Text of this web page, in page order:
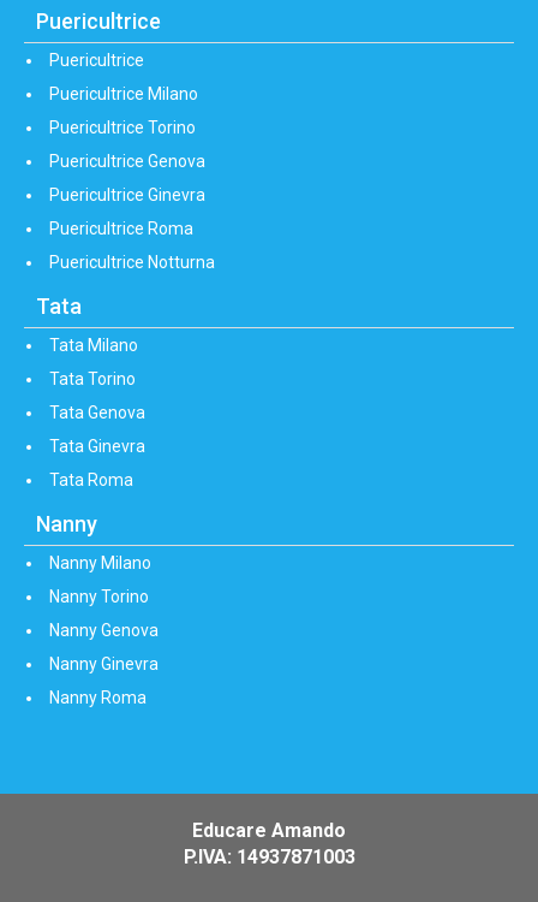
Puericultrice
Puericultrice
Puericultrice Milano
Puericultrice Torino
Puericultrice Genova
Puericultrice Ginevra
Puericultrice Roma
Puericultrice Notturna
Tata
Tata Milano
Tata Torino
Tata Genova
Tata Ginevra
Tata Roma
Nanny
Nanny Milano
Nanny Torino
Nanny Genova
Nanny Ginevra
Nanny Roma
Educare Amando
P.IVA: 14937871003